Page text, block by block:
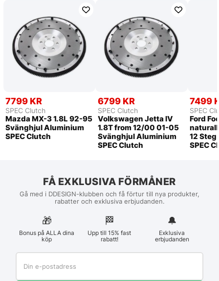
7799 KR
SPEC Clutch
Mazda MX-3 1.8L 92-95
Svänghjul Aluminium
SPEC Clutch
6799 KR
SPEC Clutch
Volkswagen Jetta IV
1.8T from 12/00 01-05
Svänghjul Aluminium
SPEC Clutch
7499
SPEC
Ford
12
SPEC
FÅ EXKLUSIVA FÖRMÅNER
Gå med i DDESIGN-klubben och få förtur till nya produkter,
rabatter och exklusiva erbjudanden.
🎁
Bonus på ALLA dina
köp
🏁︎
Upp till 15% fast
rabatt!
🔔
Exklusiva
erbjudanden